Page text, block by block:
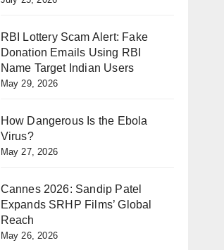
RBI Lottery Scam Alert: Fake
Donation Emails Using RBI
Name Target Indian Users
May 29, 2026
How Dangerous Is the Ebola
Virus?
May 27, 2026
Cannes 2026: Sandip Patel
Expands SRHP Films’ Global
Reach
May 26, 2026